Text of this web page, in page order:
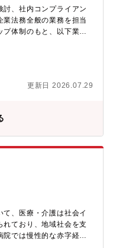
ターゲッティング用リガ
および供給体制の構築ま
きく貢献してまいりま
ーインキュベーションに
る環境にあります。■当
会社となり、一層、基盤
総務・法務・オフィス
備および労使協定関連
議、社内イベント等運
業務全般・安全衛生
、保険関連等） 等
プデスク対応・PCおよび
）財務経理グループ（1
せする業務の幅を広げ
の臨床開発業務を支援
で、健全な経営保持、
の役割は重要であり、体
、経営管理部門は部長の
の４つの機能を有しま
討、社内コンプライアン
業法務全般の業務を担当
プ体制のもと、以下業務
法、労働安全衛生法、
その後は、上記に加
務にも段階的に取り組
外部専門家との渉外・株
携など）・子会社管理・
他、事業部門との連携に
ーダー3名、メンバー2
ト職・エキスパート職
画などの上流の仕事に携
増員、組織体制強化のた
力発揮が重要視される
更新日 2026.07.29
て、医療・介護は社会イ
れており、地域社会を支
院では慢性的な赤字経営